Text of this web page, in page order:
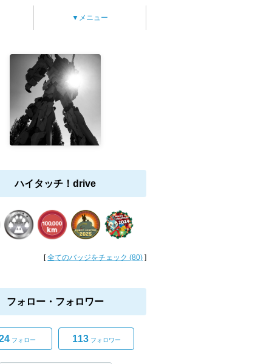
▼メニュー
ハイタッチ！drive
[全てのバッジをチェック (80) ]
フォロー・フォロワー
フォロー 113フォロワー